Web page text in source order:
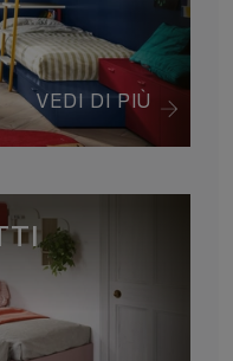
VEDI DI PIÙ